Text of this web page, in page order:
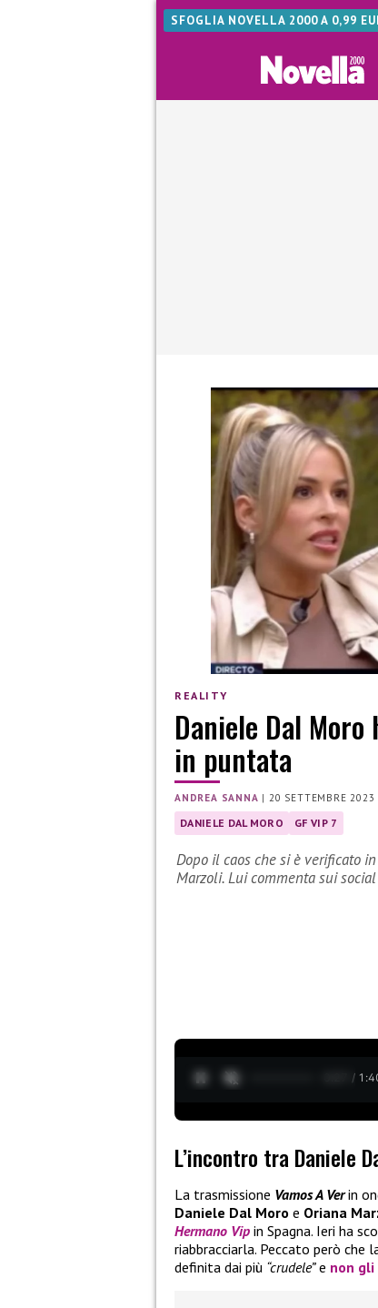
SFOGLIA NOVELLA 2000 A 0,99
REALITY
Daniele Dal
in puntata
ANDREA SANNA |20 SETTEMBRE 2023
DANIELE DAL MORO GF VIP 7
Dopo il caos che si è verificato
Marzoli. Lui commenta sui social
0:28 /
L’incontro tra Daniele
La trasmissione Vamos A Verin
Daniele Dal Moro e Oriana
Hermano Vip in Spagna. Ieri ha
riabbracciarla. Peccato però che
definita dai più “crudele”e non